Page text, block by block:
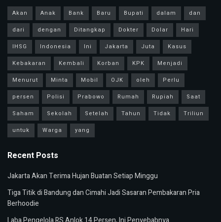
Akan Anak Bank Baru Bupati dalam
dan
dari
dengan Ditangkap Dokter Dolar
Hari
IHSG
Indonesia Ini Jakarta Juta
Kasus
Kebakaran
Kembali Korban KPK
Menjadi
Menurut
Minta Mobil OJK oleh
Perlu
persen
Polisi Prabowo Rumah Rupiah
Saat
Saham
Sekolah Setelah Tahun Tidak
Triliun
untuk
Warga yang
Recent Posts
Jakarta Akan Terima Hujan Buatan Setiap Minggu
Tiga Titik di Bandung dan Cimahi Jadi Sasaran Pembakaran Pria
Berhoodie